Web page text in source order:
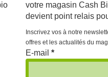
votre magasin Cash
devient point relais
Inscrivez vos à notre
offres et les actualités du
E-mail *